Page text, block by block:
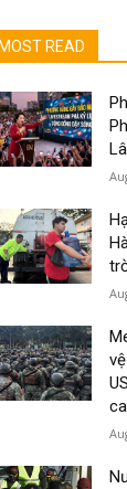
MOST READ